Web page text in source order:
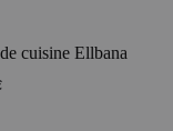
cuisine Ellbana